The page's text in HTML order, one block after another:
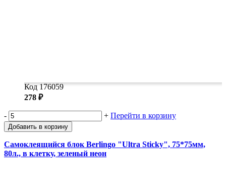
Код 176059
278 ₽
- + Перейти в корзину
Добавить в корзину
Самоклеящийся блок Berlingo "Ultra Sticky", 75*75мм,
80л., в клетку, зеленый неон